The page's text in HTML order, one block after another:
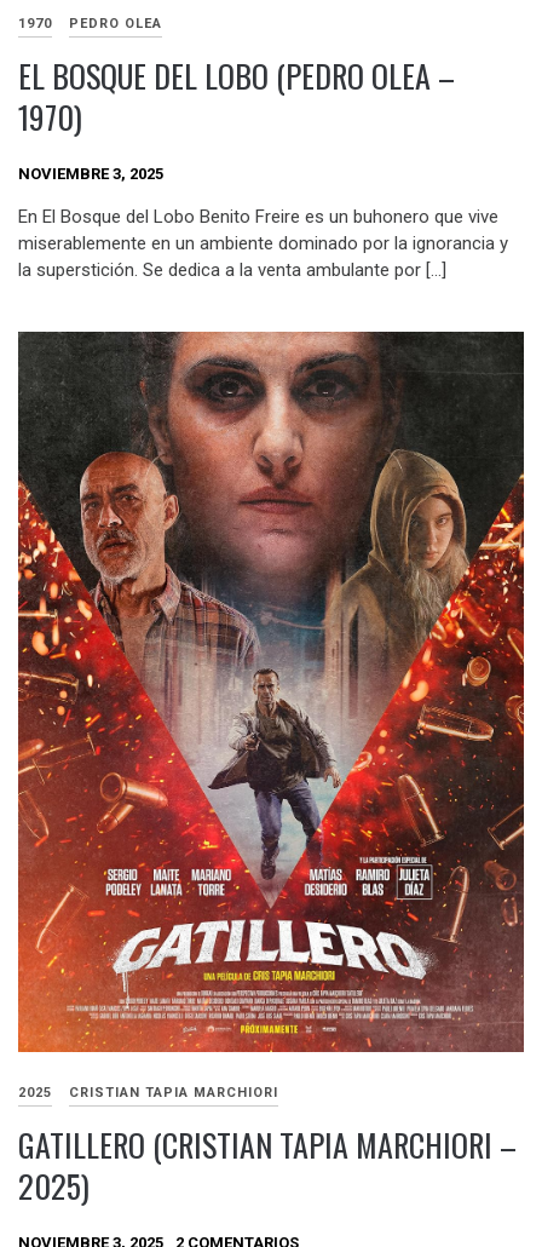
1970 PEDRO OLEA
EL BOSQUE DEL LOBO (PEDRO OLEA –
1970)
NOVIEMBRE 3, 2025
En El Bosque del Lobo Benito Freire es un buhonero que vive
miserablemente en un ambiente dominado por la ignorancia y
la superstición. Se dedica a la venta ambulante por […]
2025 CRISTIAN TAPIA MARCHIORI
GATILLERO (CRISTIAN TAPIA MARCHIORI –
2025)
NOVIEMBRE 3, 2025 2 COMENTARIOS